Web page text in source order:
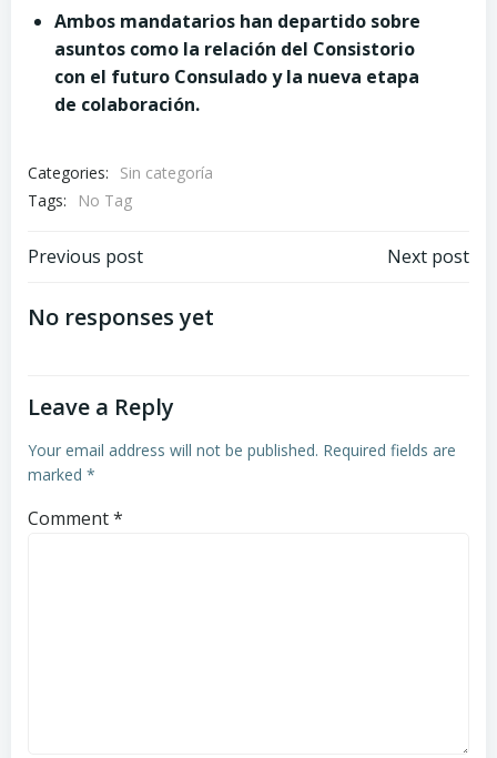
Ambos mandatarios han departido sobre
asuntos como la relación del Consistorio
con el futuro Consulado y la nueva etapa
de colaboración.
Categories:
Sin categoría
Tags:
No Tag
Post
navigation
Previous post Next post
No responses yet
Leave a Reply
Your email address will not be published. Required fields are
marked *
Comment*